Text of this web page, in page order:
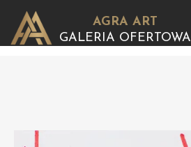
AGRA ART
GALERIA OFERTOWA